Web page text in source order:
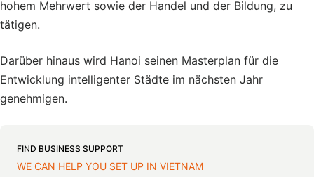
hohem Mehrwert sowie der Handel und der Bildung, zu
tätigen.
Darüber hinaus wird Hanoi seinen Masterplan für die
Entwicklung intelligenter Städte im nächsten Jahr
genehmigen.
FIND BUSINESS SUPPORT
WE CAN HELP YOU SET UP IN VIETNAM